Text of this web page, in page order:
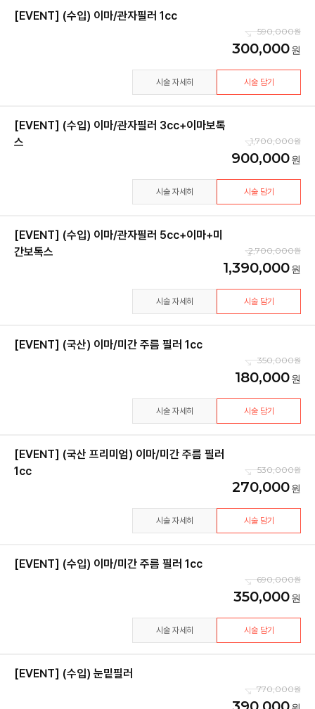
[EVENT] (수입) 이마/관자필러 1cc
590,000
300,000
시술 자세히 시술 담기
[EVENT] (수입) 이마/관자필러 3cc+이마보톡
스
1,700,000
900,000
시술 자세히 시술 담기
[EVENT] (수입) 이마/관자필러 5cc+이마+미
간보톡스
2,700,000
1,390,000
시술 자세히 시술 담기
[EVENT] (국산) 이마/미간 주름 필러 1cc
350,000
180,000
시술 자세히 시술 담기
[EVENT] (국산 프리미엄) 이마/미간 주름 필러
1cc
530,000
270,000
시술 자세히 시술 담기
[EVENT] (수입) 이마/미간 주름 필러 1cc
690,000
350,000
시술 자세히 시술 담기
[EVENT] (수입) 눈밑필러
770,000